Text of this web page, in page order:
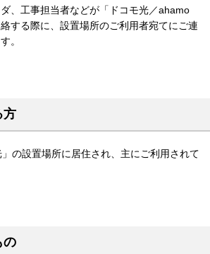
、工事担当者などが「ドコモ光／ahamo
する際に、設置場所のご利用者宛てにご連
。
方
」の設置場所に居住され、主にご利用されて
の